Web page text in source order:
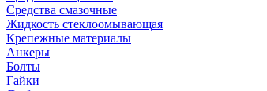
Средства смазочные
Жидкость стеклоомывающая
Крепежные материалы
Анкеры
Болты
Гайки